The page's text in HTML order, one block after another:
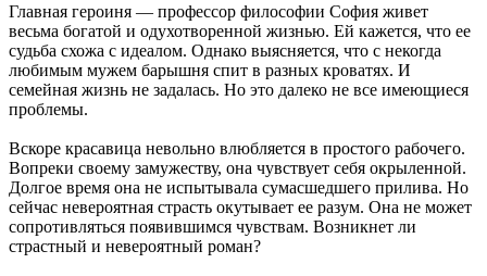
Главная героиня — профессор философии София живет
весьма богатой и одухотворенной жизнью. Ей кажется, что ее
судьба схожа с идеалом. Однако выясняется, что с некогда
любимым мужем барышня спит в разных кроватях. И
семейная жизнь не задалась. Но это далеко не все имеющиеся
проблемы.
Вскоре красавица невольно влюбляется в простого рабочего.
Вопреки своему замужеству, она чувствует себя окрыленной.
Долгое время она не испытывала сумасшедшего прилива. Но
сейчас невероятная страсть окутывает ее разум. Она не может
сопротивляться появившимся чувствам. Возникнет ли
страстный и невероятный роман?